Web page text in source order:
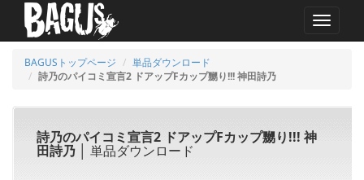
MENU
BAGUSトップページ
単品ダウンロード
詩乃のパイコミ宣言2 ドアップFカップ嬲り!!! 神田詩乃
詩乃のパイコミ宣言2 ドアップFカップ嬲り!!! 神
田詩乃 │ 単品ダウンロード